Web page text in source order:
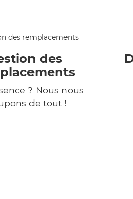
des
? Nous nous
de tout !